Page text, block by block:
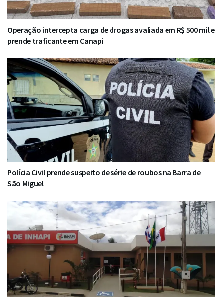
Operação intercepta carga de drogas avaliada em R$ 500 mil e
prende traficante em Canapi
Polícia Civil prende suspeito de série de roubos na Barra de
São Miguel